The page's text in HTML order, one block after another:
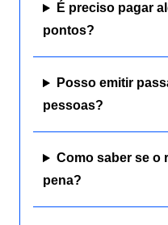
É preciso pagar
pontos?
Posso emitir
pessoas?
Como saber se o
pena?